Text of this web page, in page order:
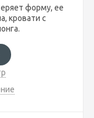
форму, ее
кровати с